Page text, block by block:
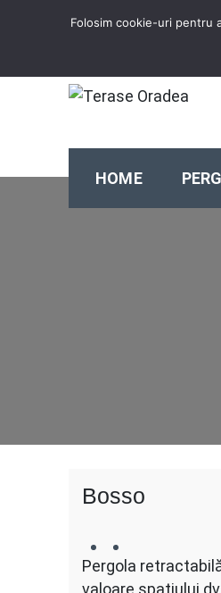
HOME
Bosso
Pergola
valoare spațiului
Folosim cookie-uri pentru